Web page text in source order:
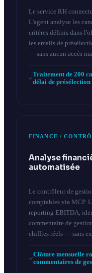
Le service RH
L'agent analyse les
critères définis dans
les emails de
— sans aucun accès
Traitement de 200
délai de
FINANCE /
Analyse
automatisée
Le contrôleur de
comptables via MCP.
reporting EBITDA,
commentaire de
chiffres réels — sans
Clôture mensuelle
commentaires de